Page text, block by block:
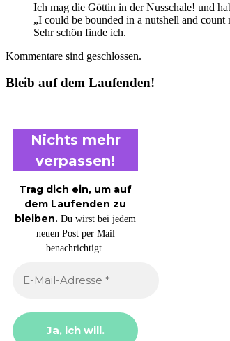
Ich mag die Göttin in der Nusschale! und
„I could be bounded in a nutshell and
Sehr schön finde ich.
Kommentare sind geschlossen.
Bleib auf dem Laufenden!
Nichts mehr
verpassen!
Trag dich ein, um auf
dem Laufenden zu
bleiben. Du wirst bei jedem
neuen Post per Mail
benachrichtigt.